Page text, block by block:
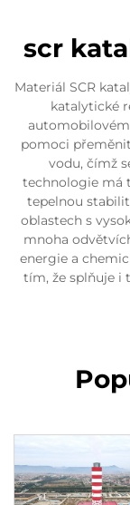
scr
Materiál SCR
katalytické
pomoci
vodu, čímž
technologie má
tepelnou
oblastech s
mnoha
energie a
tím, že splňuje i